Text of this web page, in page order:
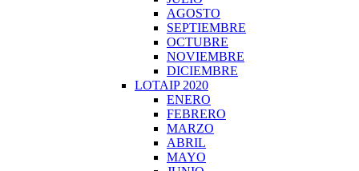
AGOSTO
SEPTIEMBRE
OCTUBRE
NOVIEMBRE
DICIEMBRE
LOTAIP 2020
ENERO
FEBRERO
MARZO
ABRIL
MAYO